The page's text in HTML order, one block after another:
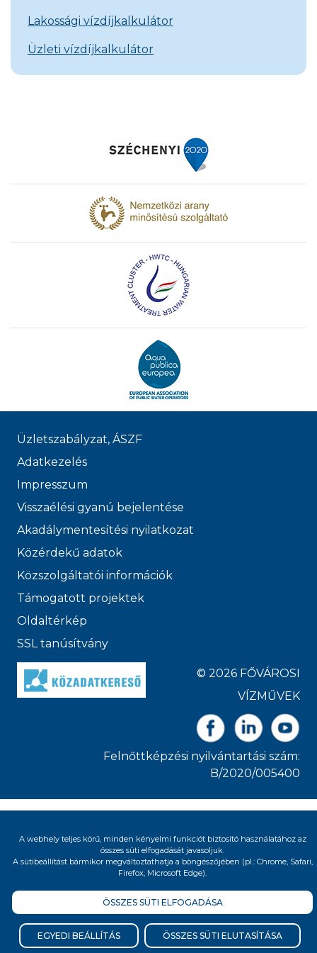
Lakossági vízdíjkalkulátor
Üzleti vízdíjkalkulátor
Üzletszabályzat, ÁSZF
Adatkezelés
Impresszum
Visszaélési gyanú bejelentése
Akadálymentesítési nyilatkozat
Közérdekű adatok
Közszolgáltatói információk
Támogatott projektek
Oldaltérkép
SSL tanúsítvány
© 2026 FŐVÁROSI
VÍZMŰVEK
Felnőttképzési nyilvántartási szám:
B/2020/005400
A webhely teljes körű, minden kényelmi funkciót biztosító használatához az
összes süti elfogadását javasoljuk.
A sütibeállítást bármikor megváltoztathatja a böngészőjében (pl.: Chrome, Safari,
Firefox, Microsoft Edge).
ÖSSZES SÜTI ELFOGADÁSA
EGYEDI BEÁLLÍTÁS ÖSSZES SÜTI ELUTASÍTÁSA